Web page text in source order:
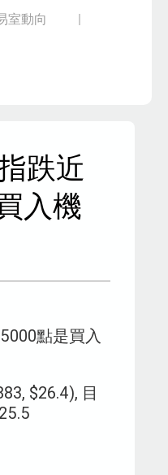
室動向
跌近
入機
點是買入
$26.4), 目